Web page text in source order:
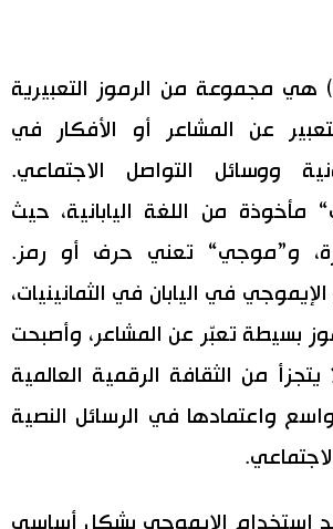
الإيموجي (Emoji) هي مجموعة من الرموز التعبيرية
عن المشاعر أو الأفكار في
ووسائل التواصل الاجتماعي.
من اللغة اليابانية، حيث
و”موجي“ تعني حرف أو رمز.
في اليابان في الثمانينيات،
بسيطة تعبّر عن المشاعر، وأصبحت
من الثقافة الرقمية العالمية
واعتمادها في الرسائل النصية
استخدام الإيموجي بشكل أساسي